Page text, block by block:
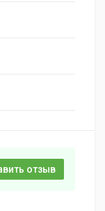
отзыв